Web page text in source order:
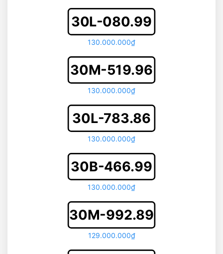
30L-080.99
130.000.000₫
30M-519.96
130.000.000₫
30L-783.86
130.000.000₫
30B-466.99
130.000.000₫
30M-992.89
129.000.000₫